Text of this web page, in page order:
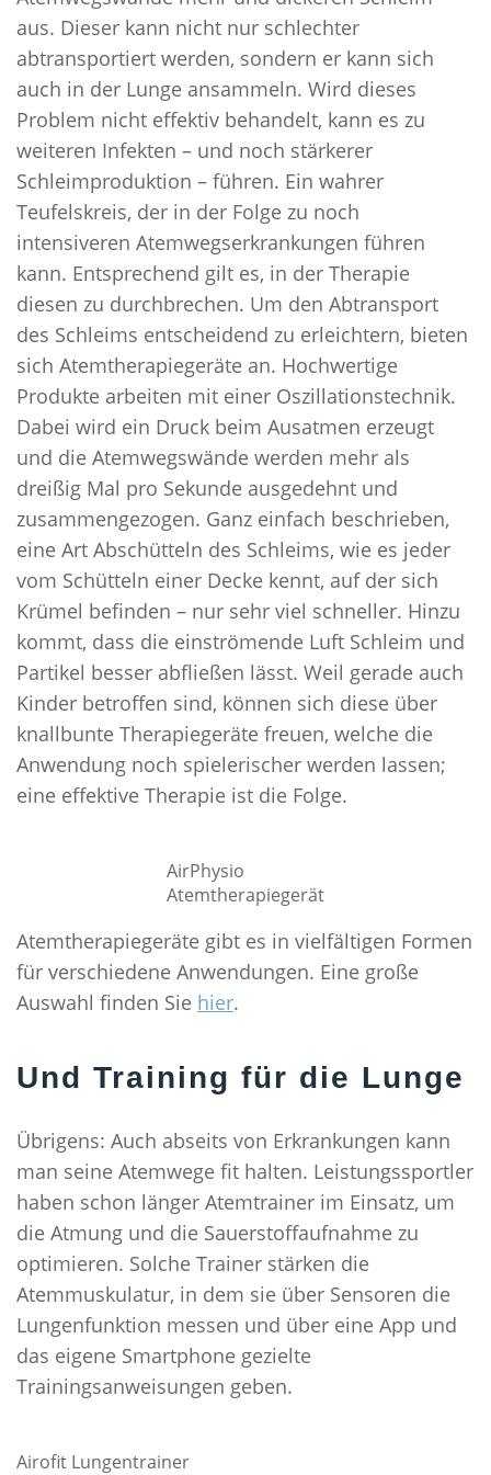
aus. Dieser kann nicht nur schlechter
abtransportiert werden, sondern er kann sich
auch in der Lunge ansammeln. Wird dieses
Problem nicht effektiv behandelt, kann es zu
weiteren Infekten – und noch stärkerer
Schleimproduktion – führen. Ein wahrer
Teufelskreis, der in der Folge zu noch
intensiveren Atemwegserkrankungen führen
kann. Entsprechend gilt es, in der Therapie
diesen zu durchbrechen. Um den Abtransport
des Schleims entscheidend zu erleichtern, bieten
sich Atemtherapiegeräte an. Hochwertige
Produkte arbeiten mit einer Oszillationstechnik.
Dabei wird ein Druck beim Ausatmen erzeugt
und die Atemwegswände werden mehr als
dreißig Mal pro Sekunde ausgedehnt und
zusammengezogen. Ganz einfach beschrieben,
eine Art Abschütteln des Schleims, wie es jeder
vom Schütteln einer Decke kennt, auf der sich
Krümel befinden – nur sehr viel schneller. Hinzu
kommt, dass die einströmende Luft Schleim und
Partikel besser abfließen lässt. Weil gerade auch
Kinder betroffen sind, können sich diese über
knallbunte Therapiegeräte freuen, welche die
Anwendung noch spielerischer werden lassen;
eine effektive Therapie ist die Folge.
AirPhysio
Atemtherapiegerät
Atemtherapiegeräte gibt es in vielfältigen Formen
für verschiedene Anwendungen. Eine große
Auswahl finden Sie hier.
Und Training für die Lunge
Übrigens: Auch abseits von Erkrankungen kann
man seine Atemwege fit halten. Leistungssportler
haben schon länger Atemtrainer im Einsatz, um
die Atmung und die Sauerstoffaufnahme zu
optimieren. Solche Trainer stärken die
Atemmuskulatur, in dem sie über Sensoren die
Lungenfunktion messen und über eine App und
das eigene Smartphone gezielte
Trainingsanweisungen geben.
Airofit Lungentrainer